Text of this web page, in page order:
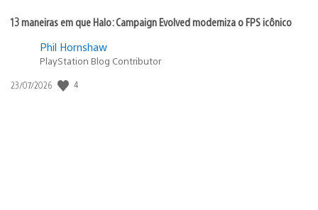
13 maneiras em que Halo: Campaign Evolved moderniza o FPS icônico
Phil Hornshaw
PlayStation Blog Contributor
Data
23/07/2026 4